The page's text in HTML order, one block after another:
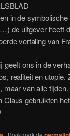
in de
de uitgever heeft
vertaling van
ons in de
realiteit en
van alle tijden.
Claus gebruikten
. Bookmark de